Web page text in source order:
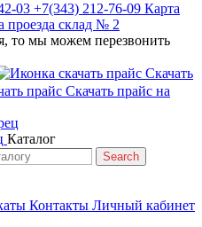
03 +7(343) 212-76-09 Карта
проезда склад № 2
то мы можем перезвонить
Скачать
Скачать прайс на
Каталог
Search
Контакты Личный кабинет